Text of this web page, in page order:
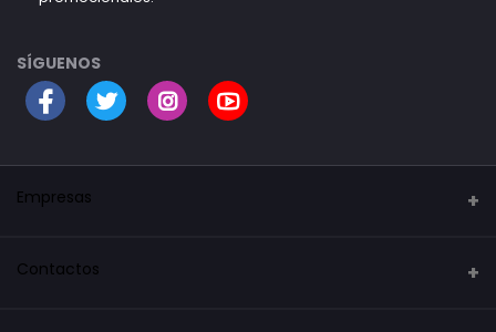
SÍGUENOS
Empresas
Security Mark
Contactos